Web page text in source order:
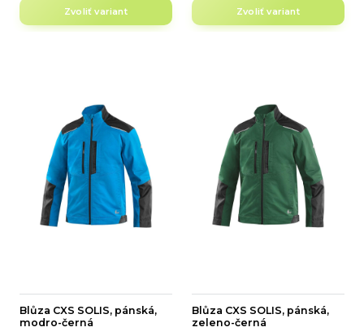
Zvoliť variant Zvoliť variant
Blůza CXS SOLIS, pánská,
modro-černá
Blůza CXS SOLIS, pánská,
zeleno-černá